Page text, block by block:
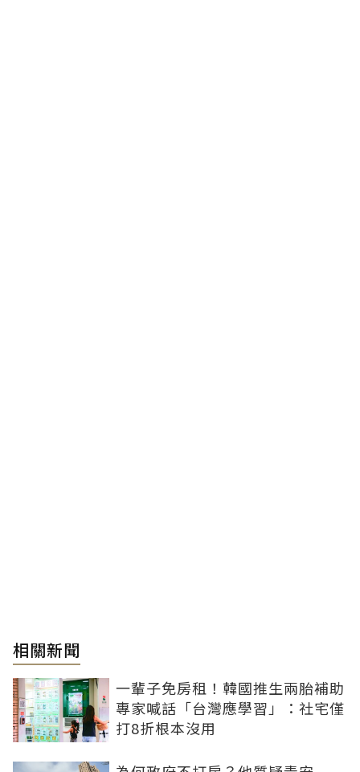
相關新聞
一輩子免房租！韓國推生兩胎補助
專家喊話「台灣應學習」：社宅僅
打8折根本沒用